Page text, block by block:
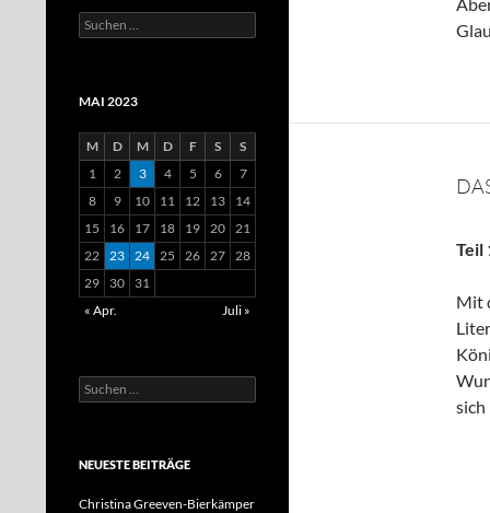
Teil
Mit
sich
Suchen
nach:
MAI 2023
M D M D F S
S
1
2 3 4 5 6
7
8
9 10 11 12 13
14
15
16 17 18 19 20
21
22
23 24 25 26 27
28
29
30
31
« Apr.
Juli »
Suchen
nach:
NEUESTE BEITRÄGE
Christina Greeven-Bierkämper